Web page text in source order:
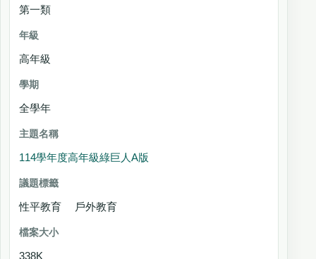
第一類
高年級
全學年
114學年度高年級綠巨人A版
性平教育 戶外教育
338K